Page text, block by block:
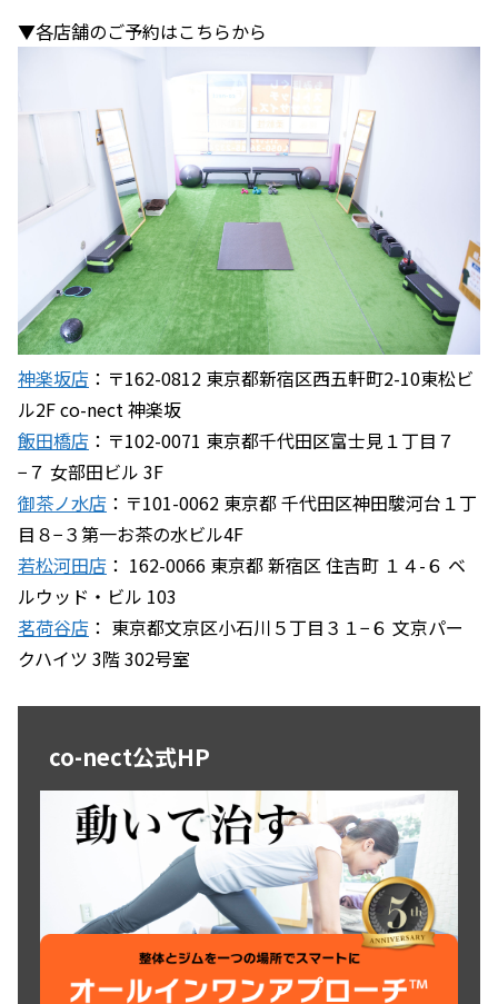
▼各店舗のご予約はこちらから
神楽坂店 ：〒162-0812 東京都新宿区西五軒町2-10東松ビ
ル2F co-nect 神楽坂
飯田橋店 ：〒102-0071 東京都千代田区富士見１丁目７
−７ 女部田ビル 3F
御茶ノ水店 ：〒101-0062 東京都 千代田区神田駿河台１丁
目８−３第一お茶の水ビル4F
若松河田店 ： 162-0066 東京都 新宿区 住吉町 １４-６ ベ
ルウッド・ビル 103
茗荷谷店 ： 東京都文京区小石川５丁目３１−６ 文京パー
クハイツ 3階 302号室
co-nect公式HP